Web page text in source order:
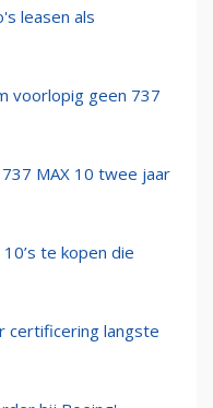
leasen als
voorlopig geen 737
MAX 10 twee jaar
te kopen die
certificering langste